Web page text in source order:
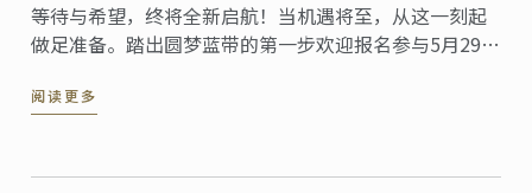
等待与希望，终将全新启航！当机遇将至，从这一刻起
做足准备。踏出圆梦蓝带的第一步欢迎报名参与5月29日
阅读更多